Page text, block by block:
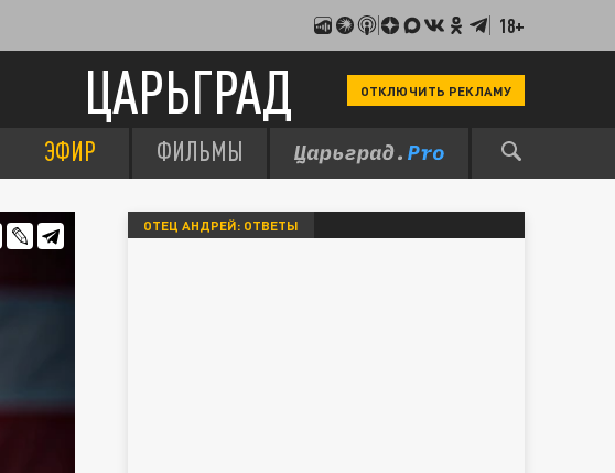
18+
ЦАРЬГРАД ОТКЛЮЧИТЬ РЕКЛАМУ
ЭФИР ФИЛЬМЫ
ОТЕЦ АНДРЕЙ: ОТВЕТЫ